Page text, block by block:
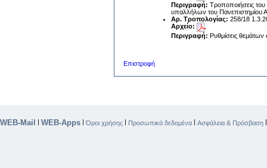
Περιγραφή: Τροποποιήσεις του
υπαλλήλων του Πανεπιστημίου
Αρ. Τροπολογίας: 258/18
Αρχείο:
Περιγραφή: Ρυθμίσεις θεμάτων
Επιστροφή
WEB-Mail | WEB-Apps |Όροι χρήσης | Προσωπικά δεδομένα | Ασφάλεια & Πρόσβαση